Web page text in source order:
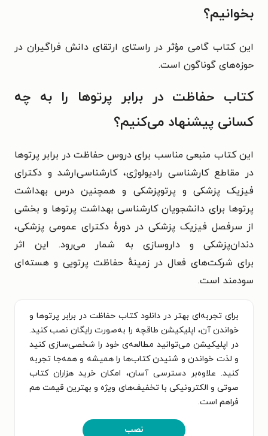
بخوانیم؟
این کتاب گامی مؤثر در راستای ارتقای دانش فراگیران در
حوزه‌های گوناگون است.
کتاب حفاظت در برابر پرتوها را به چه
کسانی پیشنهاد می‌کنیم؟
این کتاب منبعی مناسب برای دروس حفاظت در برابر پرتوها
در مقاطع کارشناسی رادیولوژی، کارشناسی‌ارشد و دکترای
فیزیک پزشکی و پرتوپزشکی و همچنین درس بهداشت
پرتوها برای دانشجویان کارشناسی بهداشت پرتوها و بخشی
از سرفصل فیزیک پزشکی در دورهٔ دکترای عمومی پزشکی،
دندان‌پزشکی و داروسازی به شمار می‌رود. این اثر
برای شرکت‌های فعال در زمینهٔ حفاظت پرتویی و هسته‌ای
سودمند است.
برای تجربه‌ای بهتر در دانلود کتاب حفاظت در برابر پرتوها و
خواندن آن، اپلیکیشن طاقچه را به‌صورت رایگان نصب کنید.
در اپلیکیشن می‌توانید مطالعه‌ی خود را شخصی‌سازی کنید
و لذت خواندن و شنیدن کتاب‌ها را همیشه و همه‌جا تجربه
کنید. علاوه‌بر دسترسی آسان، امکان خرید هزاران کتاب
صوتی و الکترونیکی با تخفیف‌های ویژه و بهترین قیمت هم
فراهم است.
نصب